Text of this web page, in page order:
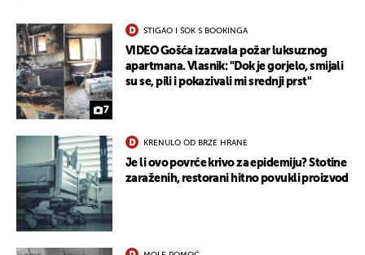
7
STIGAO I ŠOK S BOOKINGA
VIDEO Gošća izazvala požar luksuznog
apartmana. Vlasnik: "Dok je gorjelo, smijali
su se, pili i pokazivali mi srednji prst"
KRENULO OD BRZE HRANE
Je li ovo povrće krivo za epidemiju? Stotine
zaraženih, restorani hitno povukli proizvod